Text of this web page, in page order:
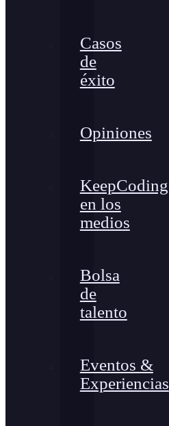
Casos
de
éxito
Opiniones
KeepCoding
en los
medios
Bolsa
de
talento
Eventos &
Experiencias